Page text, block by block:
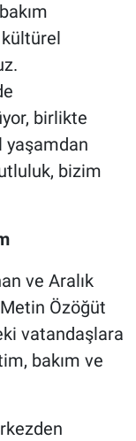
birlikte
yaşamdan
bizim
ve Aralık
Özöğüt
vatandaşlara
bakım ve